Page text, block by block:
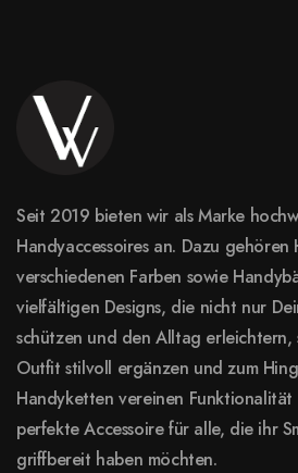
Seit 2019 bieten wir als Marke
Handyaccessoires an. Dazu
verschiedenen Farben sowie
vielfältigen Designs, die nicht nur
schützen und den Alltag erleichtern,
Outfit stilvoll ergänzen und zum
Handyketten vereinen
perfekte Accessoire für alle, die ihr
griffbereit haben möchten.